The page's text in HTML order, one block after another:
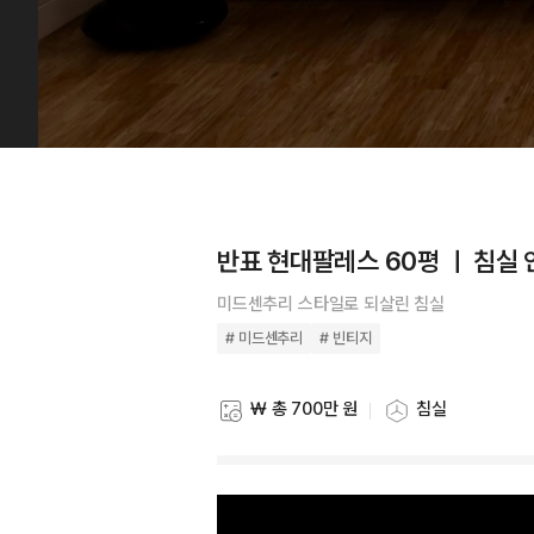
반표 현대팔레스 60평 ㅣ 침실
미드센추리 스타일로 되살린 침실
# 미드센추리 # 빈티지
스타일링 비용
₩ 총 700만 원
스타일링 공간
침실